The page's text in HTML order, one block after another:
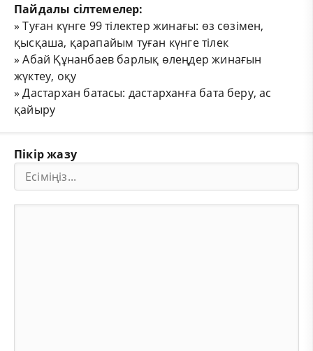
Пайдалы сілтемелер:
»Туған күнге 99 тілектер жинағы: өз сөзімен,
қысқаша, қарапайым туған күнге тілек
»Абай Құнанбаев барлық өлеңдер жинағын
жүктеу, оқу
»Дастархан батасы: дастарханға бата беру, ас
қайыру
Пікір жазу